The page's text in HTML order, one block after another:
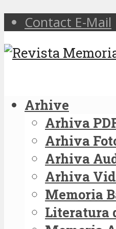
Contact E-Mail
Arhive
Arhiva
Arhiva
Arhiva
Arhiva
Memoria
Literatura